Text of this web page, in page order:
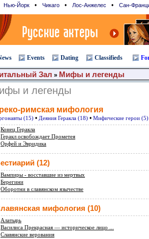
Нью-Йорк • Чикаго • Лос-Анжелес • Сан-
Events Dating Classifieds
Зал » Мифы и легенды
и легенды
римская мифология
(15) • Деяния Геракла (18) • Мифические герои (5)
Конец Геракла
Геракл освобождает Прометея
Орфей и Эвридика
(12)
Вампиры - восставшие из мертвых
Берегини
Оборотни в славянском язычестве
мифология (10)
Алатырь
Василиса Прекрасная — историческое лицо ...
Славянские верования